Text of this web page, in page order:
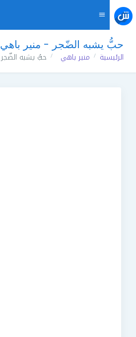
حبُّ يشبه الضّجر - منير باهي
الرئيسية منير باهي حبُّ يشبه الضّجر